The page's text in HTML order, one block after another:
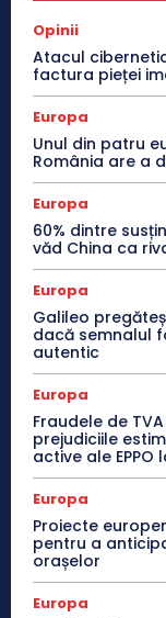
Opinii
Atacul
factura pieței
Europa
Unul din patru
România are a
Europa
60% dintre
văd China ca
Europa
Galileo
dacă semnalul
autentic
Europa
Fraudele de
prejudiciile
active ale EPPO
Europa
Proiecte
pentru a
orașelor
Europa